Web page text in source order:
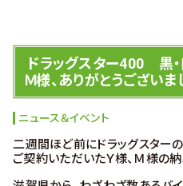
ドラッグスター400 黒・
Ｍ様、ありがとうございま
ニュース＆イベント
二週間ほど前にドラッグスター
ご契約いただいたＹ様、Ｍ様の